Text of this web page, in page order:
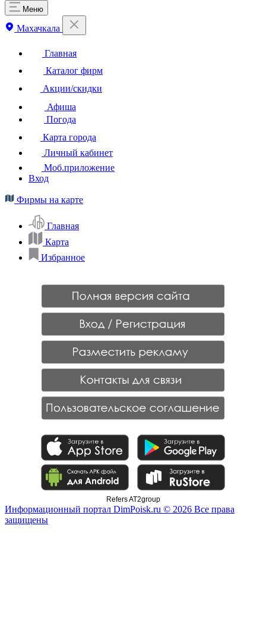
Меню
Махачкала
Главная
Каталог фирм
Акции/скидки
Афиша
Погода
Карта города
Личный кабинет
Моб.приложение
Вход
Фирмы на карте
Главная
Карта
Избранное
Refers AT2group
Информационный портал DimPoisk.ru © 2026 Все права
защищены